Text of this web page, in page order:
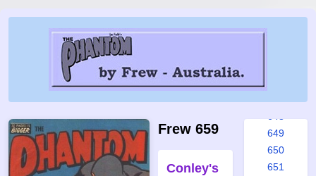
Frew 659
Conley's
642
649
650
651